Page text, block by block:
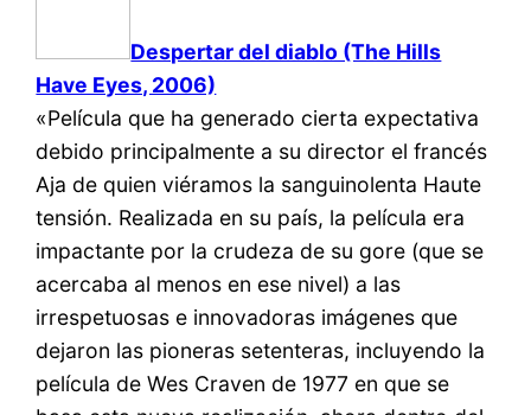
Despertar del diablo (The Hills
Have Eyes, 2006)
«Película que ha generado cierta expectativa
debido principalmente a su director el francés
Aja de quien viéramos la sanguinolenta Haute
tensión. Realizada en su país, la película era
impactante por la crudeza de su gore (que se
acercaba al menos en ese nivel) a las
irrespetuosas e innovadoras imágenes que
dejaron las pioneras setenteras, incluyendo la
película de Wes Craven de 1977 en que se